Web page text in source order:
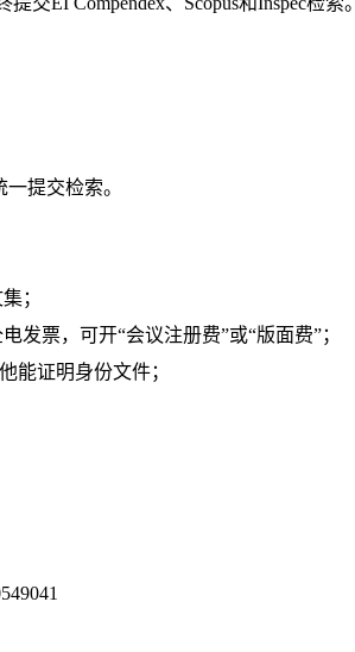
提交检索。
；
发票，可开“会议注册费”或“版面费”；
能证明身份文件；